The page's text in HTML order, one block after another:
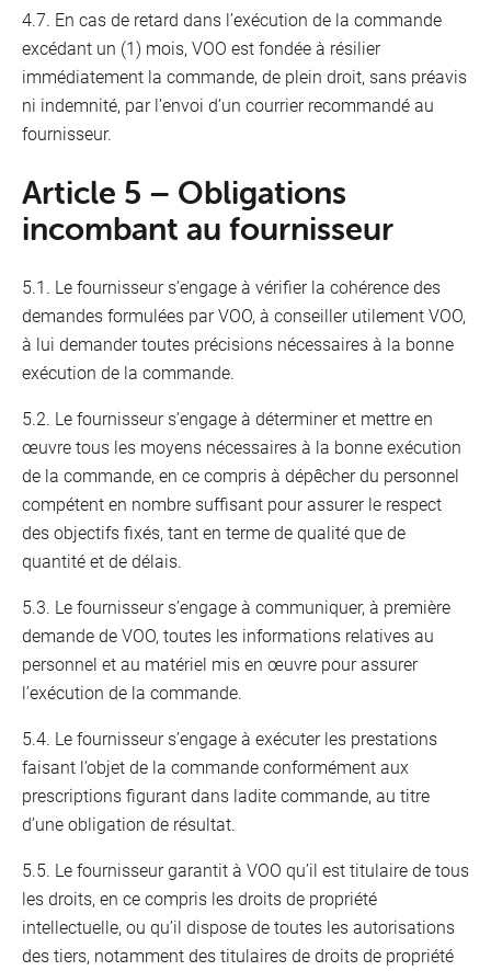
4.7. En cas de retard dans l’exécution de la commande
excédant un (1) mois, VOO est fondée à résilier
immédiatement la commande, de plein droit, sans préavis
ni indemnité, par l’envoi d’un courrier recommandé au
fournisseur.
Article 5 – Obligations
incombant au fournisseur
5.1. Le fournisseur s’engage à vérifier la cohérence des
demandes formulées par VOO, à conseiller utilement VOO,
à lui demander toutes précisions nécessaires à la bonne
exécution de la commande.
5.2. Le fournisseur s’engage à déterminer et mettre en
œuvre tous les moyens nécessaires à la bonne exécution
de la commande, en ce compris à dépêcher du personnel
compétent en nombre suffisant pour assurer le respect
des objectifs fixés, tant en terme de qualité que de
quantité et de délais.
5.3. Le fournisseur s’engage à communiquer, à première
demande de VOO, toutes les informations relatives au
personnel et au matériel mis en œuvre pour assurer
l’exécution de la commande.
5.4. Le fournisseur s’engage à exécuter les prestations
faisant l’objet de la commande conformément aux
prescriptions figurant dans ladite commande, au titre
d’une obligation de résultat.
5.5. Le fournisseur garantit à VOO qu’il est titulaire de tous
les droits, en ce compris les droits de propriété
intellectuelle, ou qu’il dispose de toutes les autorisations
des tiers, notamment des titulaires de droits de propriété